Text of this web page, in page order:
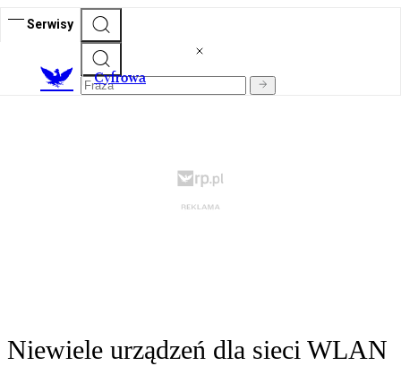
Serwisy
Cyfrowa
Niewiele urządzeń dla sieci WLAN